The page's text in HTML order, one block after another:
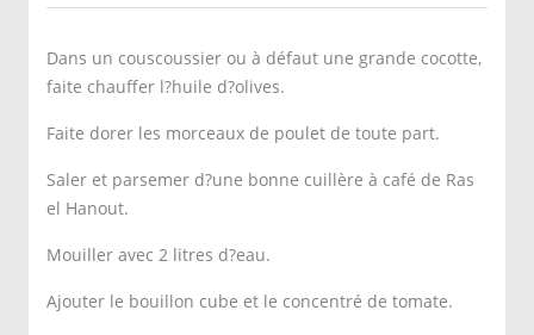
Dans un couscoussier ou à défaut une grande cocotte,
faite chauffer l?huile d?olives.
Faite dorer les morceaux de poulet de toute part.
Saler et parsemer d?une bonne cuillère à café de Ras
el Hanout.
Mouiller avec 2 litres d?eau.
Ajouter le bouillon cube et le concentré de tomate.